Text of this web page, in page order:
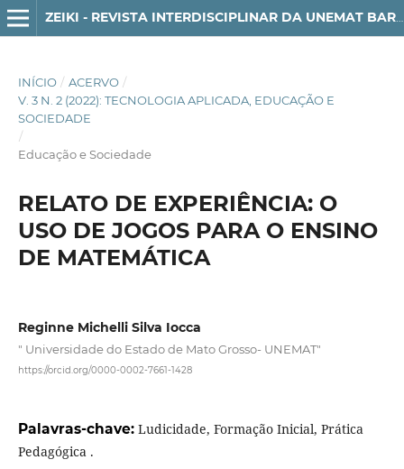
ZEIKI - REVISTA INTERDISCIPLINAR DA UNEMAT BARRA DO BUGRES
INÍCIO / ACERVO /
V. 3 N. 2 (2022): TECNOLOGIA APLICADA, EDUCAÇÃO E
SOCIEDADE
/
Educação e Sociedade
RELATO DE EXPERIÊNCIA: O
USO DE JOGOS PARA O ENSINO
DE MATEMÁTICA
Reginne Michelli Silva Iocca
" Universidade do Estado de Mato Grosso- UNEMAT"
https://orcid.org/0000-0002-7661-1428
Palavras-chave: Ludicidade, Formação Inicial, Prática
Pedagógica .